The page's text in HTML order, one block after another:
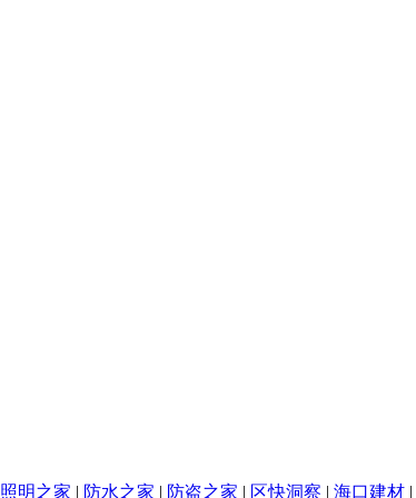
照明之家 | 防水之家 | 防盗之家 | 区快洞察 | 海口建材 |